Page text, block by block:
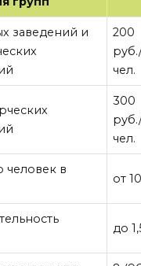
заведений и
200
чел.
300
чел.
человек в
от
до